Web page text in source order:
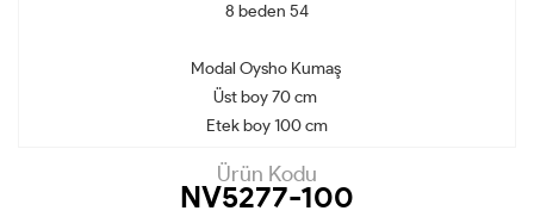
8 beden 54
Modal Oysho Kumaş
Üst boy 70 cm
Etek boy 100 cm
Ürün Kodu
NV5277-100